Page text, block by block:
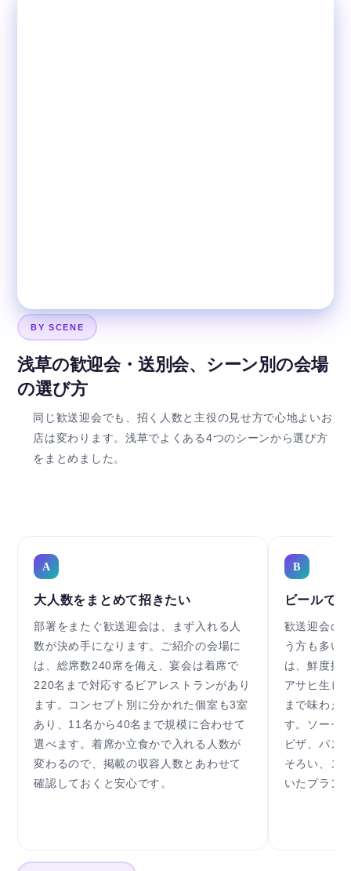
BY SCENE
浅草の歓迎会・送別会、シーン別の会場
の選び方
同じ歓送迎会でも、招く人数と主役の見せ方で心地よいお
店は変わります。浅草でよくある4つのシーンから選び方
をまとめました。
A
大人数をまとめて招きたい
部署をまたぐ歓送迎会は、まず入れる人
数が決め手になります。ご紹介の会場に
は、総席数240席を備え、宴会は着席で
220名まで対応するビアレストランがあり
ます。コンセプト別に分かれた個室も3室
あり、11名から40名まで規模に合わせて
選べます。着席か立食かで入れる人数が
変わるので、掲載の収容人数とあわせて
確認しておくと安心です。
B
ビールで
歓送迎会の
う方も多い
は、鮮度抜
アサヒ生ビ
まで味わえ
す。ソーセ
ピザ、パス
そろい、ス
いたプラン